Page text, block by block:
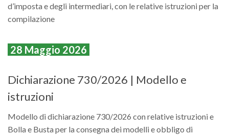
d’imposta e degli intermediari, con le relative istruzioni per la
compilazione
28 Maggio 2026
Dichiarazione 730/2026 | Modello e
istruzioni
Modello di dichiarazione 730/2026 con relative istruzioni e
Bolla e Busta per la consegna dei modelli e obbligo di